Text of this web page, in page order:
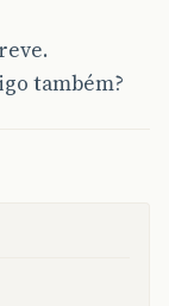
também?